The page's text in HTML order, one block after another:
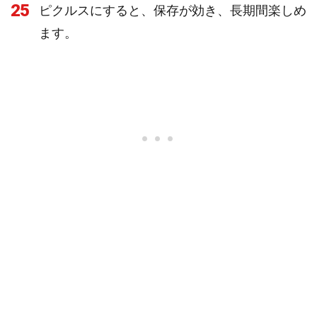
25
ピクルスにすると、保存が効き、長期間楽しめ
ます。